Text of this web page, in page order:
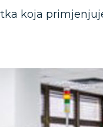
koja